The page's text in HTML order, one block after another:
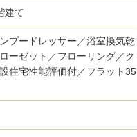
建て
プードレッサー／浴室換気乾
ーゼット／フローリング／ク
住宅性能評価付／フラット35